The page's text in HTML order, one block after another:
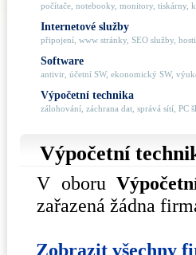
počítače, notebooky, monitory, tiskárny,
Internetové služby
připojení, www stránky, SEO služby,
Software
antivir, účetní SW, ekonomický SW,
Výpočetní technika
zálohování, záchrana dat, správá sítí, PC
Výpočetní
V oboru
zařazená žádna
Zobrazit všechny